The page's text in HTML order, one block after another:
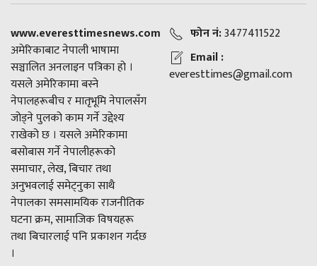
www.everesttimesnews.com
अमेरिकाबाट नेपाली भाषामा
सञ्चालित अनलाइन पत्रिका हो ।
यसले अमेरिकामा बस्ने
नेपालहरूबीच र मातृभूमि नेपालसँग
जोड्ने पुलको काम गर्ने उद्देश्य
राखेको छ । यसले अमेरिकामा
बसोबास गर्ने नेपालीहरूको
समाचार, लेख, बिचार तथा
अनुभवलाई समेट्नुका साथै
नेपालका समसामयिक राजनीतिक
घटना क्रम, सामाजिक विषयहरू
तथा बिचारलाई पनि प्रकाशन गर्दछ
।
फोन नं:3477411522
Email :
everesttimes@gmail.com